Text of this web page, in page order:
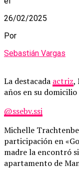
26/02/2025
Por
Sebastián Vargas
La destacada actriz,
años en su
@ssebv.ssj
Michelle
participación en
madre la encontró
apartamento de